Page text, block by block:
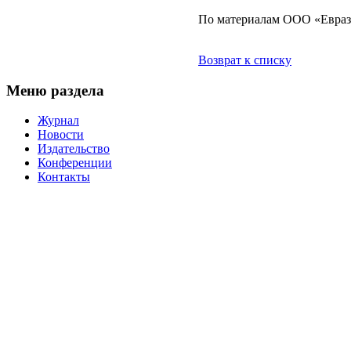
По материалам ООО
Возврат к списку
Меню раздела
Журнал
Новости
Издательство
Конференции
Контакты